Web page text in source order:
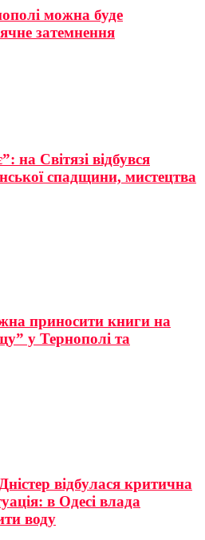
можна буде
затемнення
на Світязі відбувся
спадщини, мистецтва
приносити книги на
у Тернополі та
відбулася критична
в Одесі влада
воду